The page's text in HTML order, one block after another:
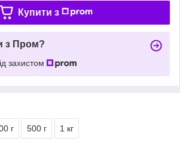
Купити з
з Пром?
захистом
г 500 г 1 кг